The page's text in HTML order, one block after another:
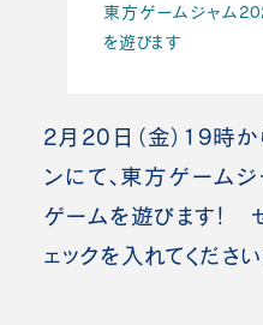
東方ゲームジャム
を遊びます
2月20日（金）19時
ンにて、東方ゲーム
ゲームを遊びます！
ェックを入れてください